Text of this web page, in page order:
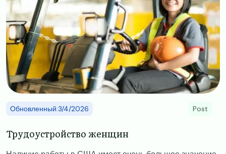
Обновленный:3/4/2026 Post
Трудоустройство женщин